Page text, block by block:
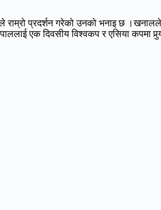
प्रदर्शन गरेको उनको भनाइ छ
एक दिवसीय विश्वकप र एसिया कपमा